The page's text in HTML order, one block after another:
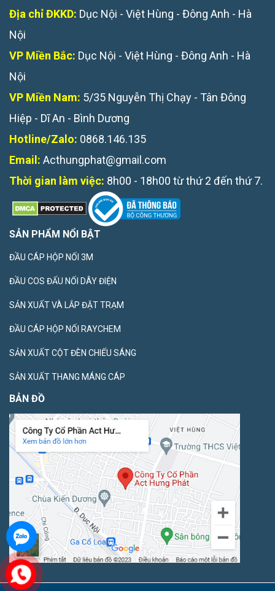
Địa chỉ ĐKKD: Dục Nội - Việt Hùng - Đông Anh - Hà
Nội
VP Miền Bắc: Dục Nội - Việt Hùng - Đông Anh - Hà
Nội
VP Miền Nam: 5/35 Nguyễn Thị Chạy - Tân Đông
Hiệp - Dĩ An - Bình Dương
Hotline/Zalo: 0868.146.135
Email: Acthungphat@gmail.com
Thời gian làm việc: 8h00 - 18h00 từ thứ 2 đến thứ 7.
SẢN PHẨM NỔI BẬT
ĐẦU CÁP HỘP NỐI 3M
ĐẦU COS ĐẤU NỐI DÂY ĐIỆN
SẢN XUẤT VÀ LẮP ĐẶT TRẠM
ĐẦU CÁP HỘP NỐI RAYCHEM
SẢN XUẤT CỘT ĐÈN CHIẾU SÁNG
SẢN XUẤT THANG MÁNG CÁP
BẢN ĐỒ